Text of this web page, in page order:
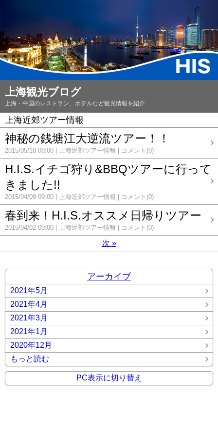
上海観光ブログ
上海・中国のレストラン、ホテルなど観光情報を紹介
上海近郊ツアー情報
神秘の銭塘江大逆流ツアー！！
2015/05/18 08:00 上海近郊ツアー情報 コメント(0)
H.I.S.イチゴ狩り&BBQツアーに行って
きました!!
2015/04/09 09:00 上海近郊ツアー情報 コメント(0)
春到来！H.I.S.オススメ日帰りツアー
2015/04/02 09:00 上海近郊ツアー情報 コメント(0)
次 »
アーカイブ
2021年5月
2021年4月
2021年3月
2021年1月
2020年12月
もっと読む
PC表示に切り替え